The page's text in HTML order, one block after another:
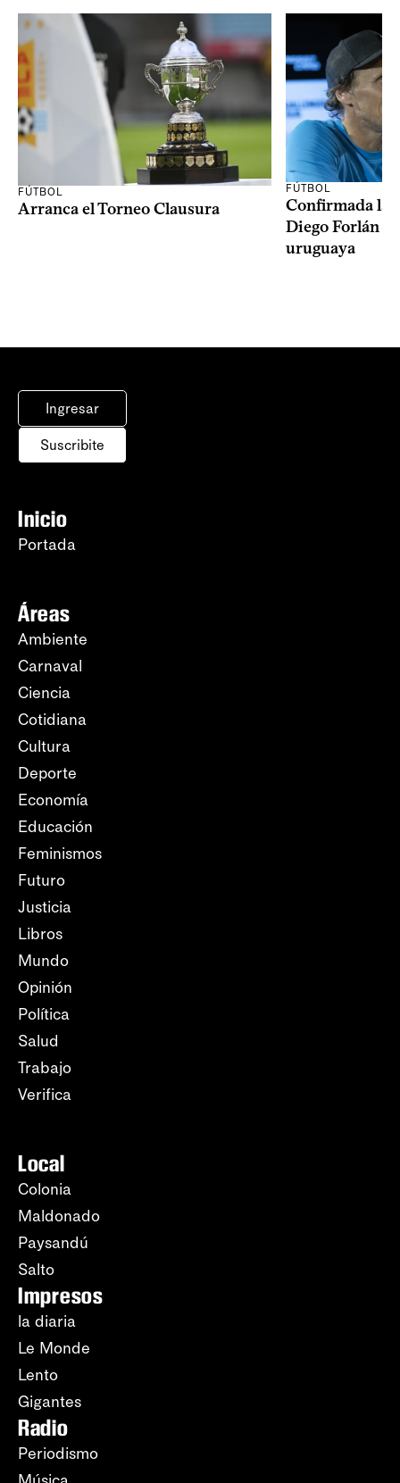
FÚTBOL
Arranca el Torneo Clausura
FÚTBOL
Confirmada la
Diego Forlán
uruguaya
Ingresar
Suscribite
Inicio
Portada
Áreas
Ambiente
Carnaval
Ciencia
Cotidiana
Cultura
Deporte
Economía
Educación
Feminismos
Futuro
Justicia
Libros
Mundo
Opinión
Política
Salud
Trabajo
Verifica
Local
Colonia
Maldonado
Paysandú
Salto
Impresos
la diaria
Le Monde
Lento
Gigantes
Radio
Periodismo